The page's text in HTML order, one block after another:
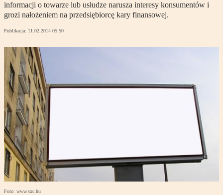
informacji o towarze lub usłudze narusza interesy konsumentów i
grozi nałożeniem na przedsiębiorcę kary finansowej.
Publikacja: 11.02.2014 05:50
Foto: www.sxc.hu